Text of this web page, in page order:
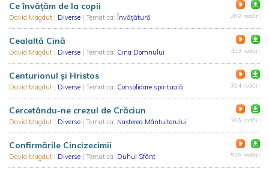
Ce învățăm de la copii
David Magdut | Diverse | Tematica: Învățătură 289 redări
Cealaltă Cină
David Magdut | Diverse | Tematica: Cina Domnului 423 redări
Centurionul și Hristos
David Magdut | Diverse | Tematica: Consolidare spirituală 324 redări
Cercetându-ne crezul de Crăciun
David Magdut | Diverse | Tematica: Nașterea Mântuitorului 396 redări
Confirmările Cincizecimii
David Magdut | Diverse | Tematica: Duhul Sfânt 529 redări